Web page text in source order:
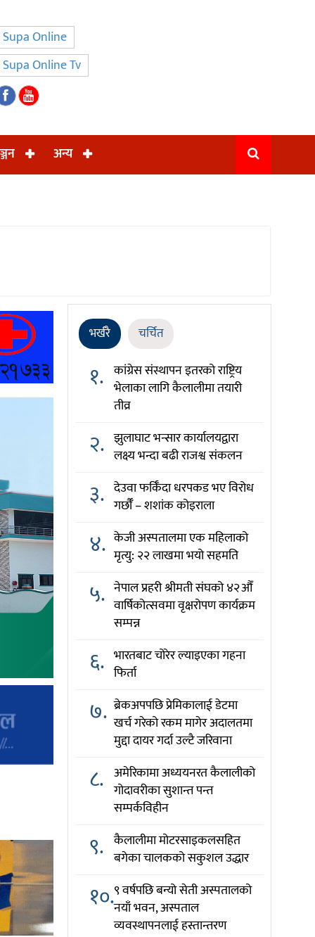
Supa Online
Supa Online Tv
अन्य
भर्खरै चर्चित
१. कांग्रेस संस्थापन इतरको राष्ट्रिय
भेलाका लागि कैलालीमा तयारी
तीव्र
२. झुलाघाट भन्सार कार्यालयद्वारा
लक्ष्य भन्दा बढी राजश्व संकलन
३. देउवा फर्किँदा धरपकड भए विरोध
गर्छौँं – शशांक कोइराला
४. केजी अस्पतालमा एक महिलाको
मृत्यु: २२ लाखमा भयो सहमति
५. नेपाल प्रहरी श्रीमती संघको ४२औँ
वार्षिकोत्सवमा वृक्षरोपण कार्यक्रम
सम्पन्न
६. भारतबाट चोरेर ल्याइएका गहना
फिर्ता
७. ब्रेकअपपछि प्रेमिकालाई डेटमा
खर्च गरेको रकम मागेर अदालतमा
मुद्दा दायर गर्दा उल्टै जरिवाना
८. अमेरिकामा अध्ययनरत कैलालीको
गोदावरीका सुशान्त पन्त
सम्पर्कविहीन
९. कैलालीमा मोटरसाइकलसहित
बगेका चालकको सकुशल उद्धार
१०.९ वर्षपछि बन्यो सेती अस्पतालको
नयाँ भवन, अस्पताल
व्यवस्थापनलाई हस्तान्तरण